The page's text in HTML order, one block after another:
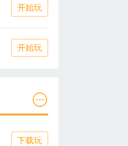
开始玩
开始玩
下载玩